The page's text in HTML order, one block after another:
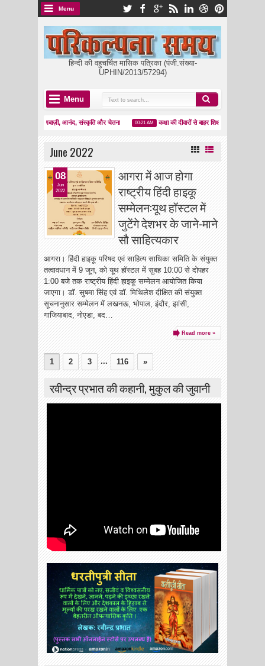
Menu
हिन्दी की वहुचर्चित मासिक पत्रिका (पंजी.संख्या-
UPHIN/2013/57294)
Menu
पतंगबाज़ी, आनंद, संस्कृति और चेतना 00:21 AM कक्षा की दीवारों से बाहर शिक्षा: अनिवार्य उपस्थिति की
June 2022
आगरा में आज होगा
राष्ट्रीय हिंदी हाइकू
सम्मेलन:यूथ हॉस्टल में
जुटेंगे देशभर के जाने-माने
सौ साहित्यकार
आगरा। हिंदी हाइकू परिषद एवं साहित्य साधिका समिति के संयुक्त
तत्वावधान में 9 जून, को यूथ हॉस्टल में सुबह 10:00 से दोपहर
1:00 बजे तक राष्ट्रीय हिंदी हाइकू सम्मेलन आयोजित किया
जाएगा। डॉ. सुषमा सिंह एवं डॉ. मिथिलेश दीक्षित की संयुक्त
सूचनानुसार सम्मेलन में लखनऊ, भोपाल, इंदौर, झांसी,
गाजियाबाद, नोएडा, बद…
Read more »
08
Jun
2022
1 2 3 ... 116 »
रवीन्द्र प्रभात की कहानी, मुकुल की जुवानी